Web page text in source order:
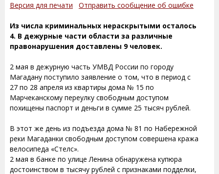
Версия для печати Отправить сообщение об ошибке
Из числа криминальных нераскрытыми осталось
4. В дежурные части области за различные
правонарушения доставлены 9 человек.
2 мая в дежурную часть УМВД России по городу
Магадану поступило заявление о том, что в период с
27 по 28 апреля из квартиры дома № 15 по
Марчеканскому переулку свободным доступом
похищены паспорт и деньги в сумме 25 тысяч рублей.
В этот же день из подъезда дома № 81 по Набережной
реки Магаданки свободным доступом совершена кража
велосипеда «Стелс».
2 мая в банке по улице Ленина обнаружена купюра
достоинством в тысячу рублей с признаками подделки,